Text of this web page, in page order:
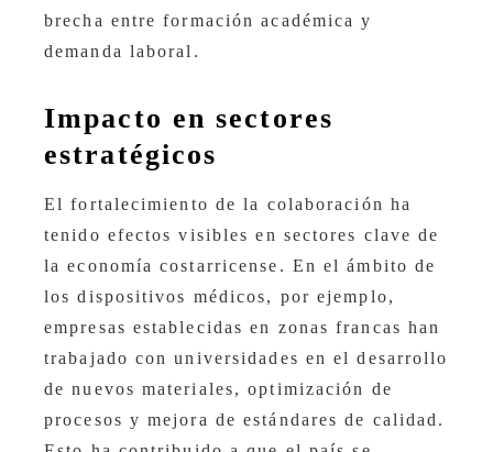
brecha entre formación académica y
demanda laboral.
Impacto en sectores
estratégicos
El fortalecimiento de la colaboración ha
tenido efectos visibles en sectores clave de
la economía costarricense. En el ámbito de
los dispositivos médicos, por ejemplo,
empresas establecidas en zonas francas han
trabajado con universidades en el desarrollo
de nuevos materiales, optimización de
procesos y mejora de estándares de calidad.